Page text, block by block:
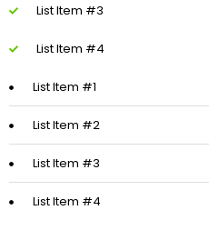
List Item #3
List Item #4
List Item #1
List Item #2
List Item #3
List Item #4